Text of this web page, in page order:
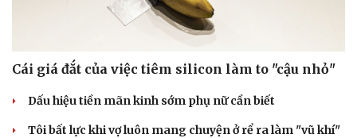
Cái giá đắt của việc tiêm silicon làm to "cậu nhỏ"
Dấu hiệu tiền mãn kinh sớm phụ nữ cần biết
Tôi bất lực khi vợ luôn mang chuyện ở rể ra làm "vũ khí"